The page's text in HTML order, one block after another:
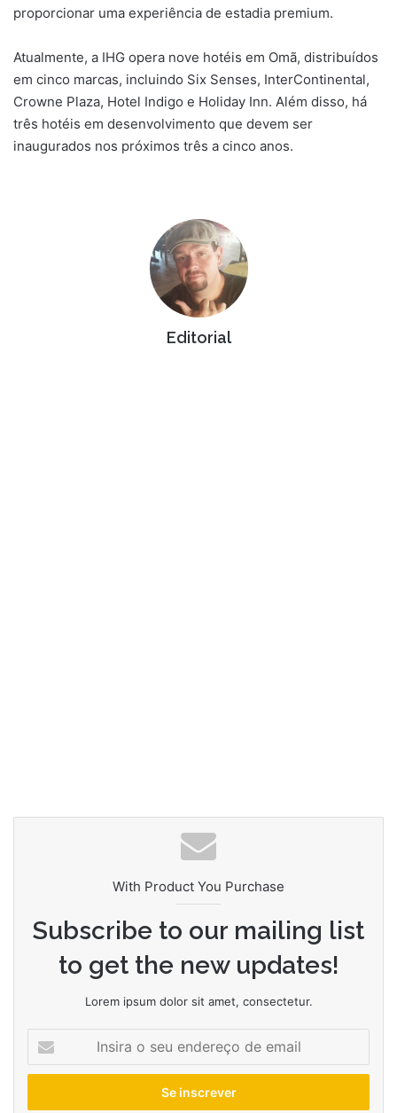
proporcionar uma experiência de estadia premium.
Atualmente, a IHG opera nove hotéis em Omã, distribuídos
em cinco marcas, incluindo Six Senses, InterContinental,
Crowne Plaza, Hotel Indigo e Holiday Inn. Além disso, há
três hotéis em desenvolvimento que devem ser
inaugurados nos próximos três a cinco anos.
Editorial
With Product You Purchase
Subscribe to our mailing list
to get the new updates!
Lorem ipsum dolor sit amet, consectetur.
seu